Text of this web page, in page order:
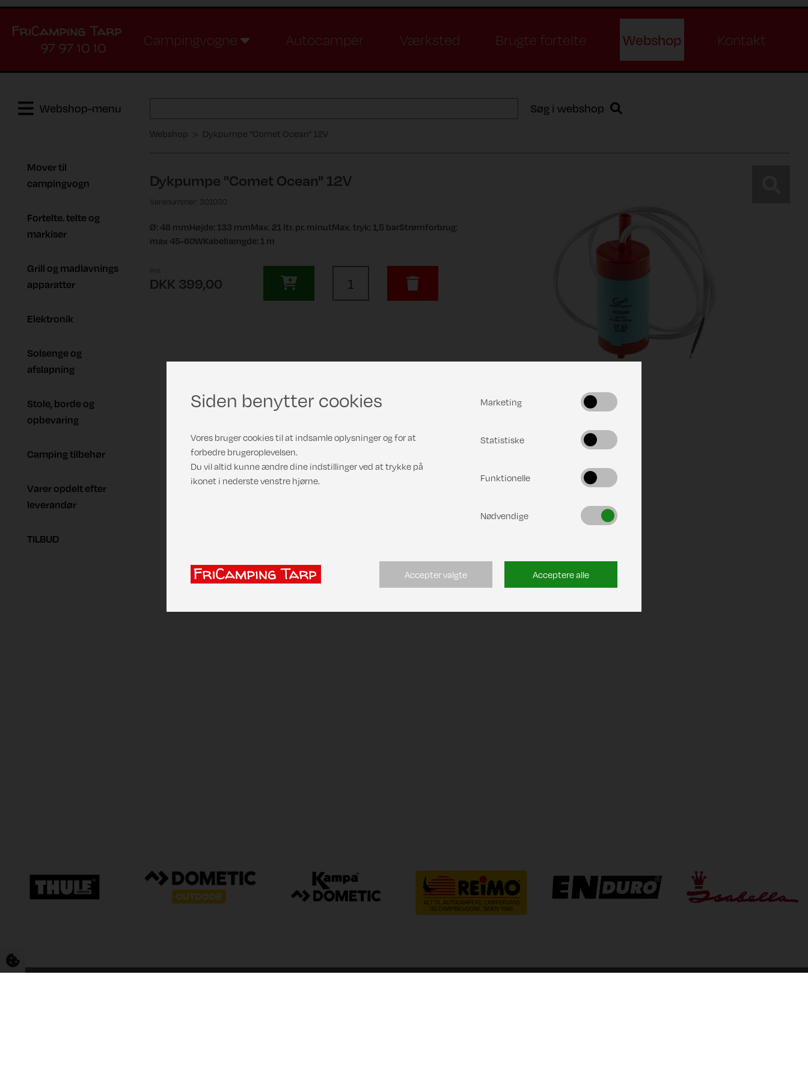
97 97 10 10
Campingvogne Autocamper Værksted Brugte fortelte Webshop Kontakt
Webshop-menu Søg i webshop
Webshop Dykpumpe "Comet Ocean" 12V
Mover til
campingvogn
Fortelte. telte og
markiser
Grill og madlavnings
apparatter
Elektronik
Solsenge og
afslapning
Stole, borde og
opbevaring
Camping tilbehør
Varer opdelt efter
leverandør
TILBUD
Dykpumpe "Comet Ocean" 12V
Varenummer: 301030
Ø: 48 mmHøjde: 133 mmMax. 21 ltr. pr. minutMax. tryk: 1,5 barStrømforbrug:
max 45-60WKabellængde: 1 m
DKK 399,00
Siden benytter cookies
Vores bruger cookies til at indsamle oplysninger og for at
forbedre brugeroplevelsen.
Du vil altid kunne ændre dine indstillinger ved at trykke på
ikonet i nederste venstre hjørne.
Marketing
Statistiske
Funktionelle
Nødvendige
Accepter valgte Acceptere alle